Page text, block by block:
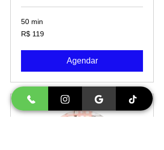
50 min
119
Reais
R$ 119
Agendar